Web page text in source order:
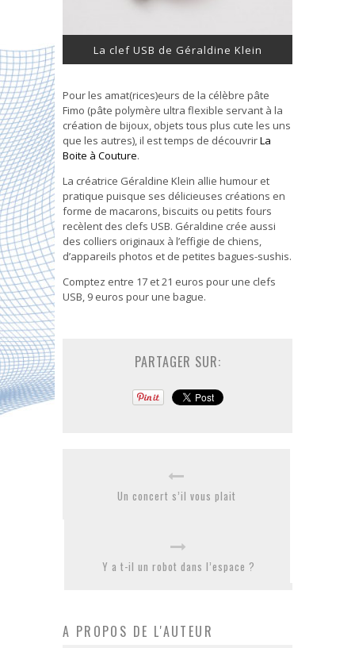
La clef USB de Géraldine Klein
Pour les amat(rices)eurs de la célèbre pâte
Fimo (pâte polymère ultra flexible servant à la
création de bijoux, objets tous plus cute les uns
que les autres), il est temps de découvrirLa
Boite à Couture.
La créatrice Géraldine Klein allie humour et
pratique puisque ses délicieuses créations en
forme de macarons, biscuits ou petits fours
recèlent des clefs USB. Géraldine crée aussi
des colliers originaux à l’effigie de chiens,
d’appareils photos et de petites bagues-sushis.
Comptez entre 17 et 21 euros pour une clefs
USB, 9 euros pour une bague.
PARTAGER SUR:
Un concert s’il vous plait
Y a t-il un robot dans l’espace ?
A PROPOS DE L'AUTEUR